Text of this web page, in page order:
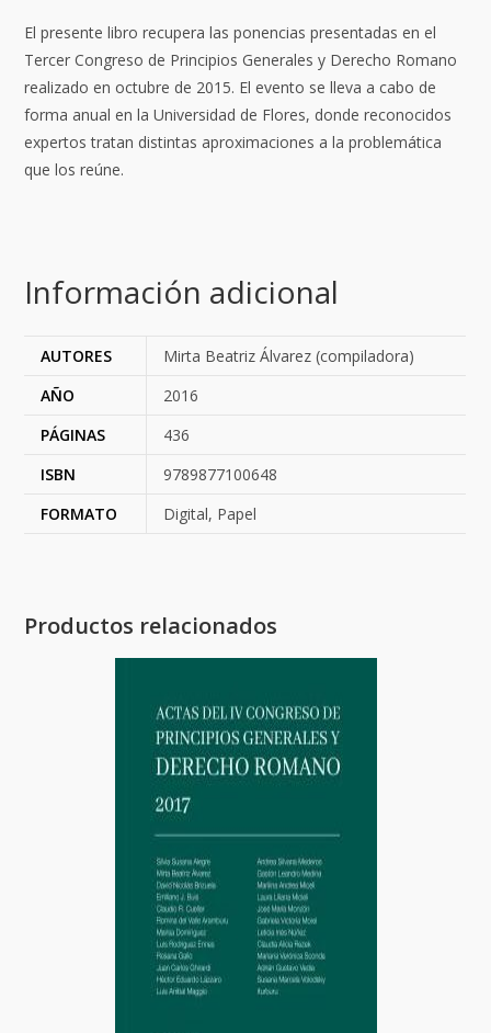
El presente libro recupera las ponencias presentadas en el
Tercer Congreso de Principios Generales y Derecho Romano
realizado en octubre de 2015. El evento se lleva a cabo de
forma anual en laUniversidad de Flores, donde reconocidos
expertos tratan distintas aproximaciones a la problemática
que los reúne.
Información adicional
AUTORES
Mirta Beatriz Álvarez (compiladora)
AÑO
2016
PÁGINAS
436
ISBN
9789877100648
FORMATO
Digital, Papel
Productos relacionados